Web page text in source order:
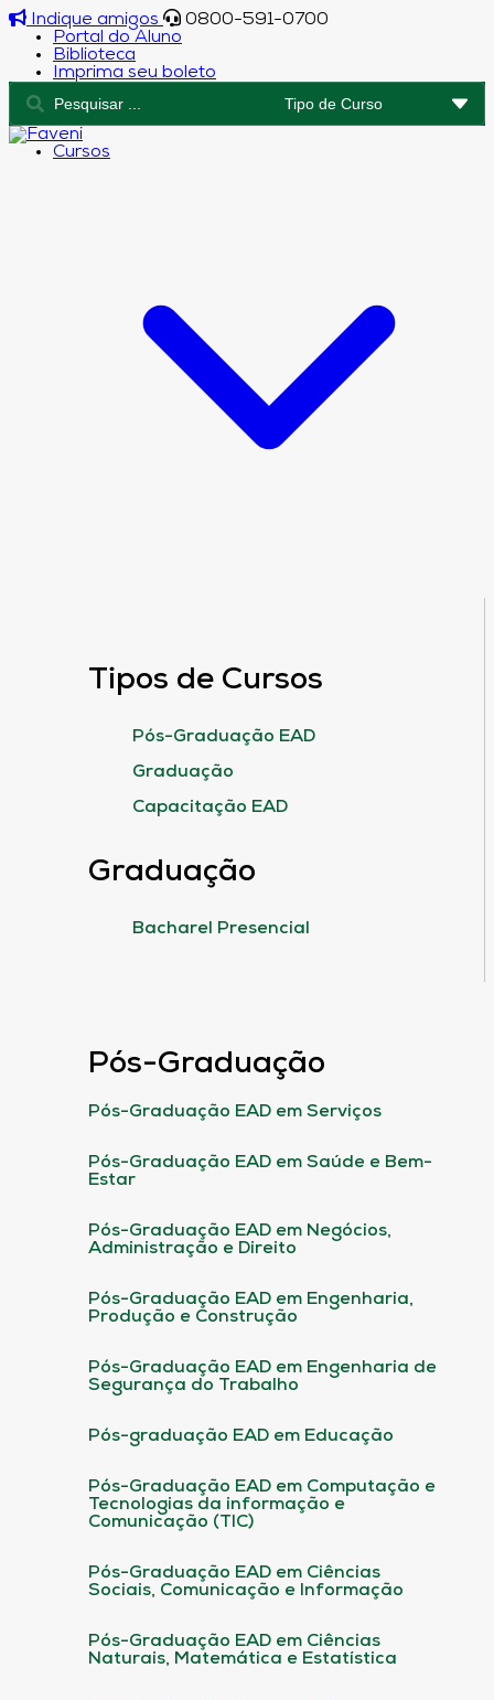
Indique amigos
0800-591-0700
Portal do Aluno
Biblioteca
Imprima seu boleto
Cursos
Tipos de Cursos
Pós-Graduação EAD
Graduação
Capacitação EAD
Graduação
Bacharel Presencial
Pós-Graduação
Pós-Graduação EAD em Serviços
Pós-Graduação EAD em Saúde e Bem-
Estar
Pós-Graduação EAD em Negócios,
Administração e Direito
Pós-Graduação EAD em Engenharia,
Produção e Construção
Pós-Graduação EAD em Engenharia de
Segurança do Trabalho
Pós-graduação EAD em Educação
Pós-Graduação EAD em Computação e
Tecnologias da informação e
Comunicação (TIC)
Pós-Graduação EAD em Ciências
Sociais, Comunicação e Informação
Pós-Graduação EAD em Ciências
Naturais, Matemática e Estatística